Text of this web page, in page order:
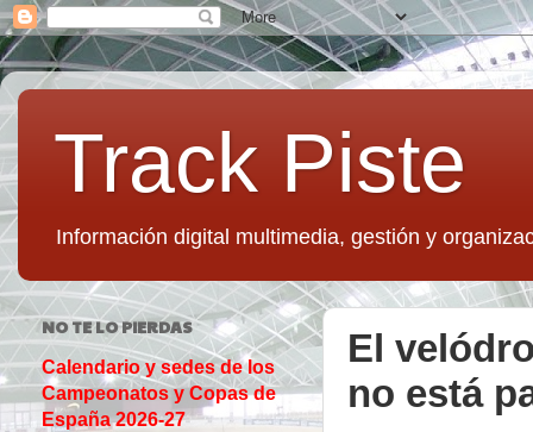
Track Piste
Información digital multimedia, gestión y
El
no está
NO TE LO PIERDAS
Calendario y sedes de los
Campeonatos y Copas de
España 2026-27